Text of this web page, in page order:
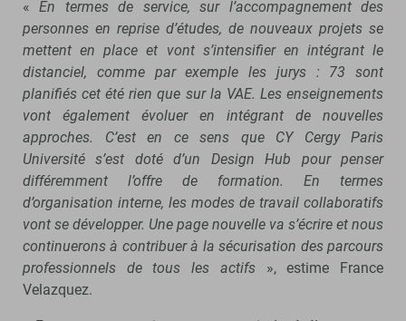
«En termes de service, sur l’accompagnement des
personnes en reprise d’études, de nouveaux projets se
mettent en place et vont s’intensifier en intégrant le
distanciel, comme par exemple les jurys : 73 sont
planifiés cet été rien que sur la VAE. Les enseignements
vont également évoluer en intégrant de nouvelles
approches. C’est en ce sens que CY Cergy Paris
Université s’est doté d’un Design Hub pour penser
différemment l’offre de formation. En termes
d’organisation interne, les modes de travail collaboratifs
vont se développer. Une page nouvelle va s’écrire et nous
continuerons à contribuer à la sécurisation des parcours
professionnels de tous les actifs», estime France
Velazquez.